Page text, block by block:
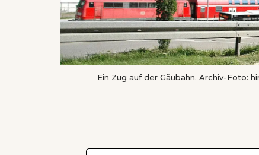
Ein Zug auf der Gäubahn. Archiv-Foto: